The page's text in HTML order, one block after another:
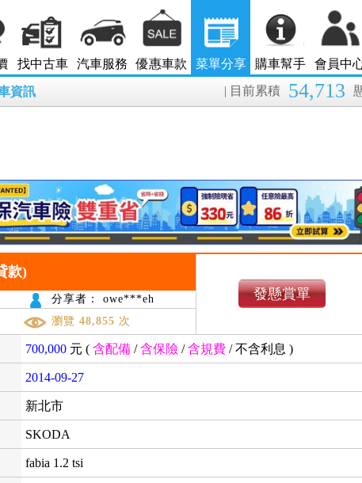
找中古車 汽車服務 優惠車款 菜單分享 購車幫手 會員中
資訊 | 目前累積 54,713
款)
發懸賞單
分享者： owe***eh
瀏覽 48,855 次
700,000 元 (含配備 /含保險 /含規費 /不含利息 )
2014-09-27
新北市
SKODA
fabia 1.2 tsi